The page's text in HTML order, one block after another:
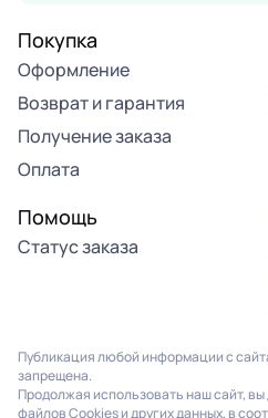
Покупка
Оформление
Возврат и гарантия
Получение заказа
Оплата
Помощь
Статус заказа
Публикация любой информации с
запрещена.
Продолжая использовать наш сайт,
файлов Cookies и других данных, в